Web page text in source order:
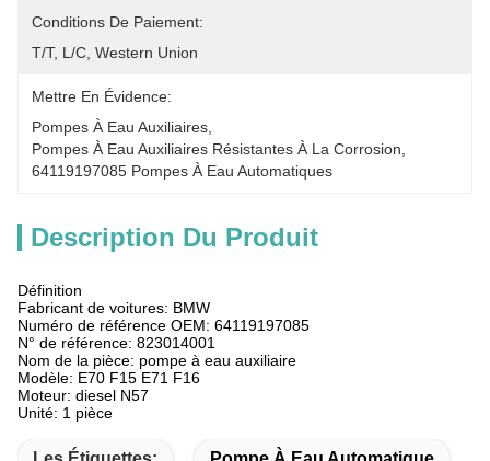
Conditions De Paiement:
T/T, L/C, Western Union
Mettre En Évidence:
Pompes À Eau Auxiliaires
Pompes À Eau Auxiliaires Résistantes À La Corrosion
64119197085 Pompes À Eau Automatiques
Description Du Produit
Définition
Fabricant de voitures: BMW
Numéro de référence OEM: 64119197085
N° de référence: 823014001
Nom de la pièce: pompe à eau auxiliaire
Modèle: E70 F15 E71 F16
Moteur: diesel N57
Unité: 1 pièce